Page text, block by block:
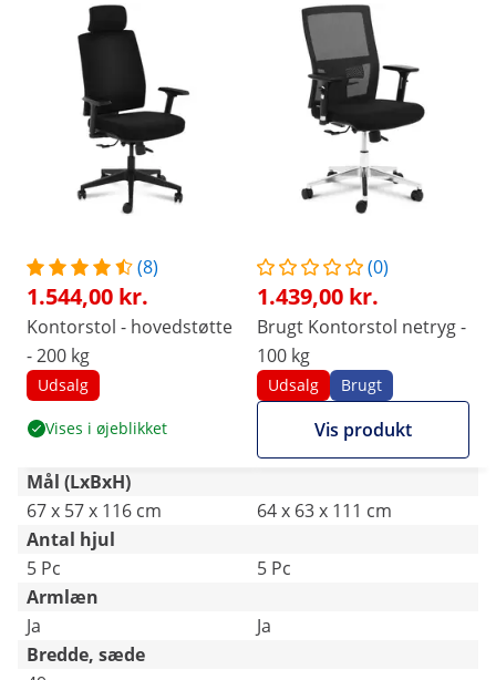
over stolen var, at et panel til den
bagerste del af ryglænet brækkede af
under transporten. Efter installationen
var denne defekt næsten ikke synlig og
var ikke et problem. Desværre giver
støddæmperen små problemer. Der er
små oliekanter på viskerringen, som kan
indikere en lækage. Vil holde øje med det.
Ellers kan kontorstolen virkelig anbefales.
(8)
1.544,00 kr.
Kontorstol - hovedstøtte
- 200 kg
Udsalg
Vises i øjeblikket
(0)
1.439,00 kr.
Brugt Kontorstol netryg -
100 kg
Udsalg Brugt
Vis produkt
Mål (LxBxH)
67 x 57 x 116 cm
64 x 63 x 111 cm
Antal hjul
5 Pc
5 Pc
Armlæn
Ja
Ja
Bredde, sæde